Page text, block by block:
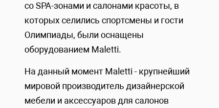
со SPA-зонами и салонами красоты, в
которых селились спортсмены и гости
Олимпиады, были оснащены
оборудованием Maletti.
На данный момент Maletti - крупнейший
мировой производитель дизайнерской
мебели и аксессуаров для салонов